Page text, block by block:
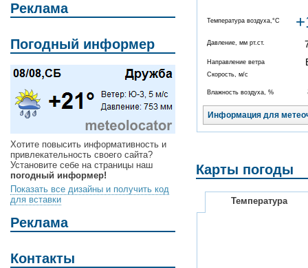
Реклама
Погодный информер
Хотите повысить информативность и
привлекательность своего сайта?
Установите себе на страницы наш
погодный информер!
Показать все дизайны и получить код
для вставки
Реклама
Контакты
Температура воздуха,°C
Давление, мм рт.ст.
Направление ветра
Скорость, м/с
Влажность воздуха, %
Информация для
Карты погоды
Температура